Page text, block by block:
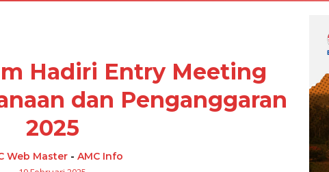
Hadiri Entry Meeting
dan Penganggaran
2025
Web Master -AMC Info